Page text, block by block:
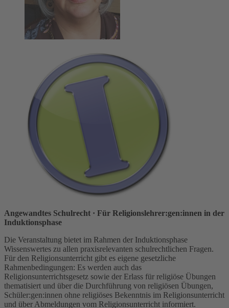
Angewandtes Schulrecht · Für Religionslehrer:gen:innen in der
Induktionsphase
Die Veranstaltung bietet im Rahmen der Induktionsphase
Wissenswertes zu allen praxisrelevanten schulrechtlichen Fragen.
Für den Religionsunterricht gibt es eigene gesetzliche
Rahmenbedingungen: Es werden auch das
Religionsunterrichtsgesetz sowie der Erlass für religiöse Übungen
thematisiert und über die Durchführung von religiösen Übungen,
Schüler:gen:innen ohne religiöses Bekenntnis im Religionsunterricht
und über Abmeldungen vom Religionsunterricht informiert.